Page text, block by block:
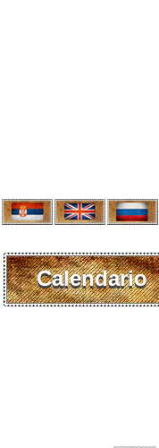
Calendario